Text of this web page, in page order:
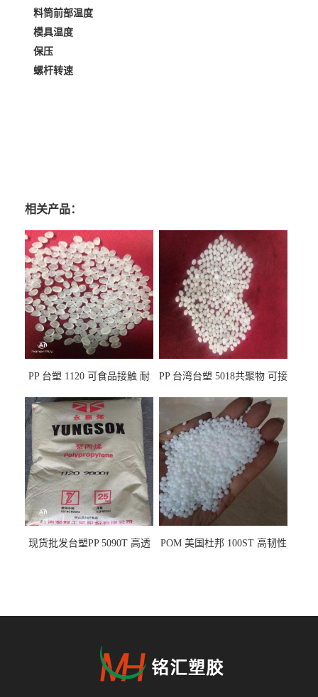
料筒前部温度
模具温度
保压
螺杆转速
相关产品：
PP 台塑 1120 可食品接触 耐
PP 台湾台塑 5018共聚物 可接
现货批发台塑PP 5090T 高透
POM 美国杜邦 100ST 高韧性